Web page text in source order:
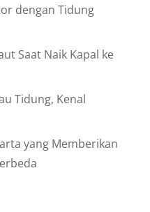
dengan Tidung
Saat Naik Kapal ke
Tidung, Kenal
yang Memberikan